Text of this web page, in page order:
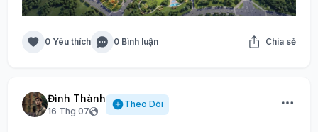
0 Yêu thích 0 Bình luận Chia sẻ
Đình Thành
16 Thg 07
Theo Dõi